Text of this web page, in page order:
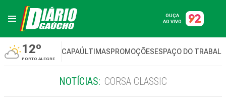
OUÇA
AO VIVO
12º
PORTO ALEGRE
CAPAÚLTIMASPROMOÇÕESESPAÇO DO
NOTÍCIAS: CORSA CLASSIC